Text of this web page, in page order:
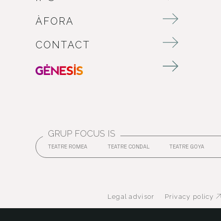
ÀFORA
CONTACT
GRUP FOCUS IS
TEATRE ROMEA ABRE EN NUEVA VENTANA
TEATRE CONDALABRE EN NUEVA
TEATRE GOYA
Legal advisor Privacy policy